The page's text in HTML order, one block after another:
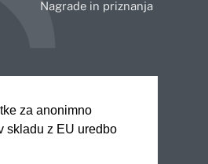
za anonimno
skladu z EU uredbo
Nagrade in priznanja
Novo mesto
Slovenj Gradec